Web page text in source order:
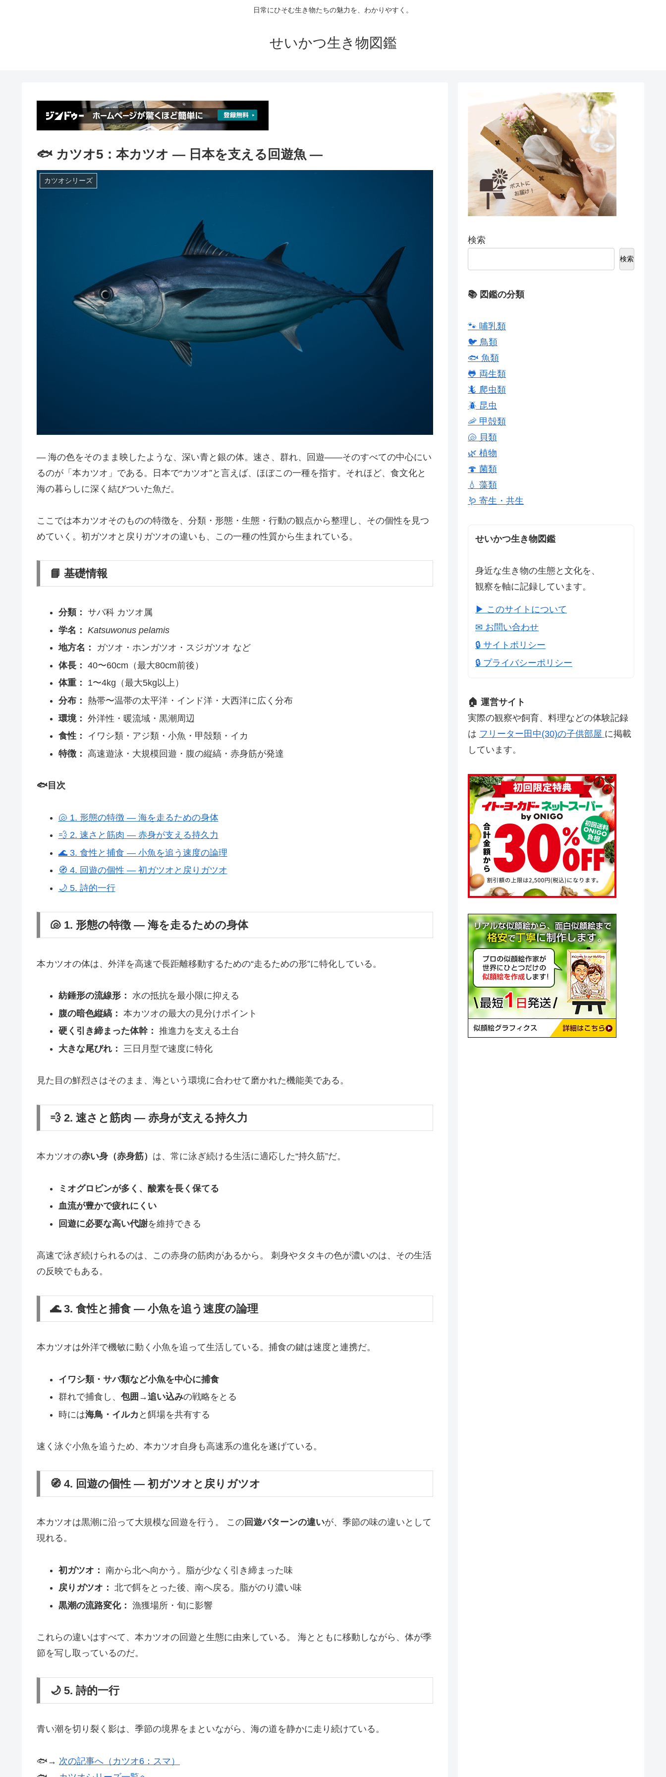
日常にひそむ生き物たちの魅力を、わかりやすく。
せいかつ生き物図鑑
🐟 カツオ5：本カツオ ― 日本を支える回遊魚 ―
カツオシリーズ
― 海の色をそのまま映したような、深い青と銀の体。速さ、群れ、回遊――そのすべての中心にい
るのが「本カツオ」である。日本で“カツオ”と言えば、ほぼこの一種を指す。それほど、食文化と
海の暮らしに深く結びついた魚だ。
ここでは本カツオそのものの特徴を、分類・形態・生態・行動の観点から整理し、その個性を見つ
めていく。初ガツオと戻りガツオの違いも、この一種の性質から生まれている。
📘 基礎情報
分類： サバ科 カツオ属
学名： Katsuwonus pelamis
地方名：
ガツオ・ホンガツオ・スジガツオ など
体長： 40〜60cm（最大80cm前後）
体重：
1〜4kg（最大5kg以上）
分布： 熱帯〜温帯の太平洋・インド洋・大西洋に広く分布
環境： 外洋性・暖流域・黒潮周辺
食性：
イワシ類・アジ類・小魚・甲殻類・イカ
特徴：
高速遊泳・大規模回遊・腹の縦縞・赤身筋が発達
🐟目次
🐚 1. 形態の特徴 ― 海を走るための身体
💨 2. 速さと筋肉 ― 赤身が支える持久力
🌊 3. 食性と捕食 ― 小魚を追う速度の論理
🧭 4. 回遊の個性 ― 初ガツオと戻りガツオ
🌙 5. 詩的一行
🐚 1. 形態の特徴 ― 海を走るための身体
本カツオの体は、外洋を高速で長距離移動するための“走るための形”に特化している。
紡錘形の流線形： 水の抵抗を最小限に抑える
腹の暗色縦縞： 本カツオの最大の見分けポイント
硬く引き締まった体幹： 推進力を支える土台
大きな尾びれ： 三日月型で速度に特化
見た目の鮮烈さはそのまま、海という環境に合わせて磨かれた機能美である。
💨 2. 速さと筋肉 ― 赤身が支える持久力
本カツオの赤い身（赤身筋） は、常に泳ぎ続ける生活に適応した“持久筋”だ。
ミオグロビンが多く、酸素を長く保てる
血流が豊かで疲れにくい
回遊に必要な高い代謝を維持できる
高速で泳ぎ続けられるのは、この赤身の筋肉があるから。 刺身やタタキの色が濃いのは、その生活
の反映でもある。
🌊 3. 食性と捕食 ― 小魚を追う速度の論理
本カツオは外洋で機敏に動く小魚を追って生活している。捕食の鍵は速度と連携だ。
イワシ類・サバ類など小魚を中心に捕食
群れで捕食し、 包囲→追い込みの戦略をとる
時には海鳥・イルカ と餌場を共有する
速く泳ぐ小魚を追うため、本カツオ自身も高速系の進化を遂げている。
🧭 4. 回遊の個性 ― 初ガツオと戻りガツオ
本カツオは黒潮に沿って大規模な回遊を行う。 この回遊パターンの違いが、季節の味の違いとして
現れる。
初ガツオ： 南から北へ向かう。脂が少なく引き締まった味
戻りガツオ： 北で餌をとった後、南へ戻る。脂がのり濃い味
黒潮の流路変化： 漁獲場所・旬に影響
これらの違いはすべて、本カツオの回遊と生態に由来している。 海とともに移動しながら、体が季
節を写し取っているのだ。
🌙 5. 詩的一行
青い潮を切り裂く影は、季節の境界をまといながら、海の道を静かに走り続けている。
🐟→ 次の記事へ（カツオ6：スマ）
検索
検索
📚 図鑑の分類
🐾 哺乳類
🐦 鳥類
🐟 魚類
🐸 両生類
🦎 爬虫類
🪲 昆虫
🦐 甲殻類
🐚 貝類
🌿 植物
🍄 菌類
💧 藻類
🪱 寄生・共生
せいかつ生き物図鑑
身近な生き物の生態と文化を、
観察を軸に記録しています。
▶ このサイトについて
✉ お問い合わせ
🔒 サイトポリシー
🔒 プライバシーポリシー
🏠 運営サイト
実際の観察や飼育、料理などの体験記録
は フリーター田中(30)の子供部屋 に掲載
しています。